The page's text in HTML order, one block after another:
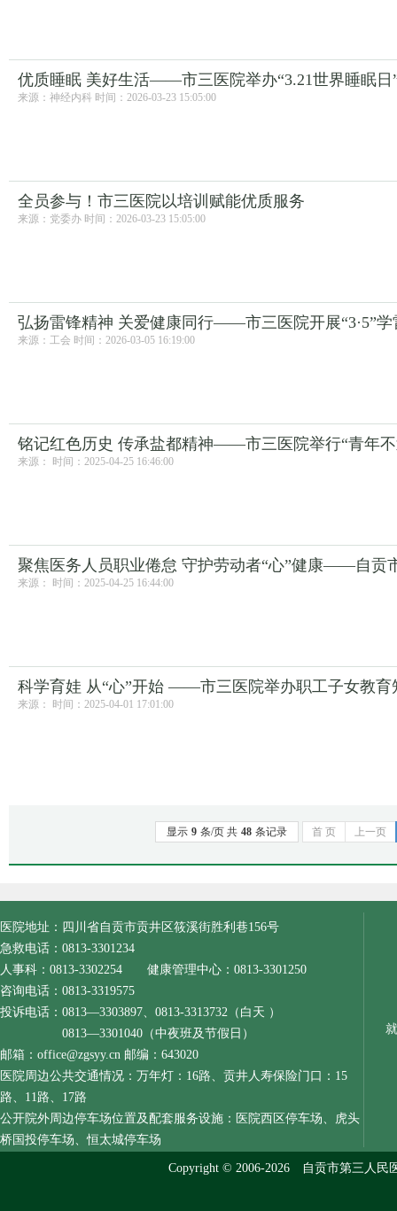
优质睡眠 美好生活——市三医院举办“3.21世界睡眠日
来源：神经内科 时间：2026-03-23 15:05:00
全员参与！市三医院以培训赋能优质服务
来源：党委办 时间：2026-03-23 15:05:00
弘扬雷锋精神 关爱健康同行——市三医院开展“3·5”
来源：工会 时间：2026-03-05 16:19:00
铭记红色历史 传承盐都精神——市三医院举行“青年
来源： 时间：2025-04-25 16:46:00
来源： 时间：2025-04-25 16:44:00
科学育娃 从“心”开始 ——市三医院举办职工子女教育
来源： 时间：2025-04-01 17:01:00
显示 9 条/页 共 48 条记录 首 页 上一页
医院地址：四川省自贡市贡井区筱溪街胜利巷156号
急救电话：0813-3301234
人事科：0813-3302254 健康管理中心：0813-3301250
咨询电话：0813-3319575
投诉电话：0813—3303897、0813-3313732（白天 ）
0813—3301040（中夜班及节假日）
邮箱：office@zgsyy.cn 邮编：643020
医院周边公共交通情况：万年灯：16路、贡井人寿保险门口：15
路、11路、17路
公开院外周边停车场位置及配套服务设施：医院西区停车场、虎头
桥国投停车场、恒太城停车场
Copyright © 2006-2026 自贡市第三人